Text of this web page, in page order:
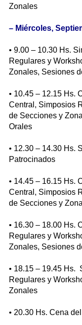
Zonales
– Miércoles,
• 9.00 – 10.30 Hs.
Regulares y
Zonales, Sesiones
• 10.45 – 12.15 Hs.
Central, Simposios
de Secciones y
Orales
• 12.30 – 14.30 Hs.
Patrocinados
• 14.45 – 16.15 Hs.
Central, Simposios
de Secciones y
• 16.30 – 18.00 Hs.
Regulares y
Zonales, Sesiones
• 18.15 – 19.45 Hs.
Regulares y
Zonales
• 20.30 Hs. Cena